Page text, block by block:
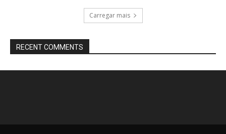
Carregar mais
RECENT COMMENTS